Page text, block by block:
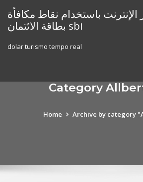
content
باستخدام نقاط مكافأة
بطاقة الائتمان sbi
dolar turismo tempo real
Category
Home Archive by category